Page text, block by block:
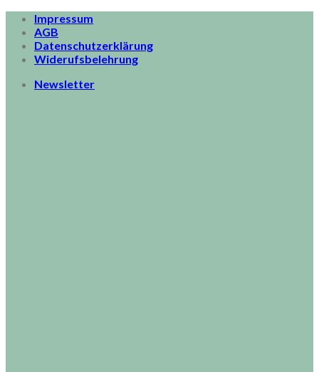
Skip
content
Impressum
AGB
Datenschutzerklärung
Widerufsbelehrung
Newsletter